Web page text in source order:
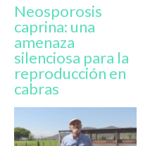
Neosporosis
caprina: una
amenaza
silenciosa para la
reproducción en
cabras